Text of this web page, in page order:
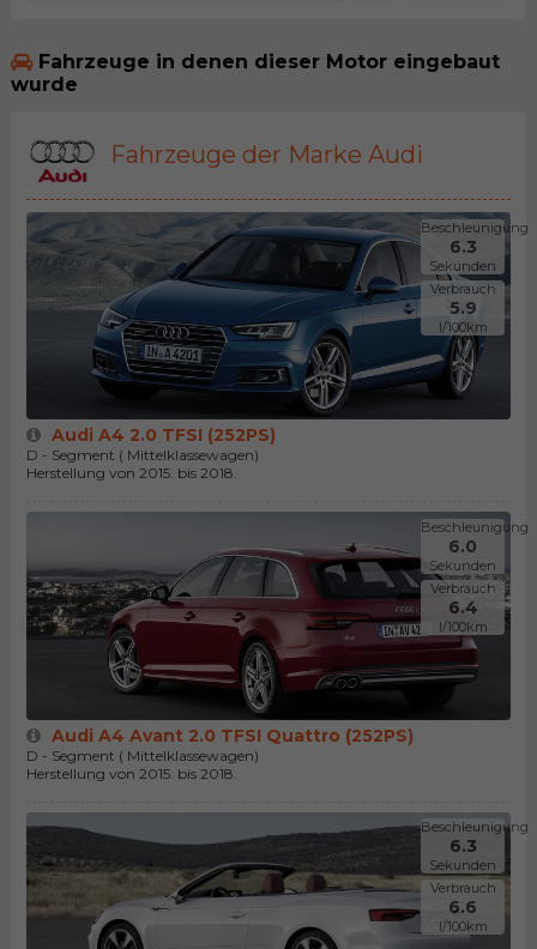
Fahrzeuge in denen dieser Motor eingebaut
wurde
Fahrzeuge der Marke Audi
Beschleunigung
6.3
Sekunden
Verbrauch
5.9
l/100km
Audi A4 2.0 TFSI (252PS)
D - Segment ( Mittelklassewagen)
Herstellung von 2015. bis 2018.
Beschleunigung
6.0
Sekunden
Verbrauch
6.4
l/100km
Audi A4 Avant 2.0 TFSI Quattro (252PS)
D - Segment ( Mittelklassewagen)
Herstellung von 2015. bis 2018.
Beschleunigung
6.3
Sekunden
Verbrauch
6.6
l/100km